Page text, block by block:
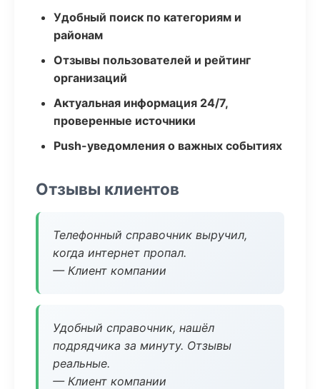
Удобный поиск по категориям и
районам
Отзывы пользователей и рейтинг
организаций
Актуальная информация 24/7,
проверенные источники
Push-уведомления о важных событиях
Отзывы клиентов
Телефонный справочник выручил,
когда интернет пропал.
— Клиент компании
Удобный справочник, нашёл
подрядчика за минуту. Отзывы
реальные.
— Клиент компании